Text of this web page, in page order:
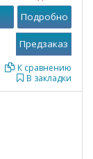
В закладки
К сравнению
Подробно